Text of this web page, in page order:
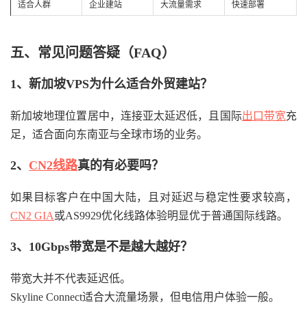
适合人群 企业建站 大流量需求 快速部署
五、常见问题答疑（FAQ）
1、新加坡VPS为什么适合外贸建站？
新加坡地理位置居中，连接亚太延迟低，且国际出口带宽充
足，适合面向东南亚与全球市场的业务。
2、 CN2线路真的有必要吗？
如果目标客户在中国大陆，且对延迟与稳定性要求较高，
CN2 GIA或AS9929优化线路体验明显优于普通国际线路。
3、10Gbps带宽是不是越大越好？
带宽大并不代表延迟低。
Skyline Connect适合大流量场景，但电信用户体验一般。